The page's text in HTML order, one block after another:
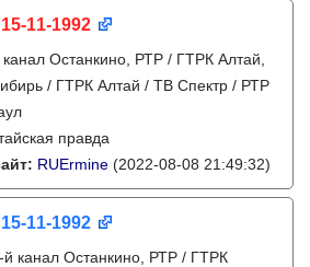
11-1992
канал Останкино, РТР / ГТРК Алтай,
/ ГТРК Алтай / ТВ Спектр / РТР
правда
RUErmine (2022-08-08 21:49:32)
11-1992
й канал Останкино, РТР / ГТРК